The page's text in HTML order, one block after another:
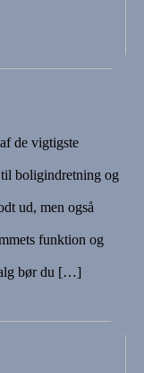
de vigtigste
til boligindretning og
ud, men også
funktion og
bør du […]